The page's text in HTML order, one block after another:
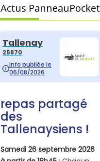
Actus PanneauPocket